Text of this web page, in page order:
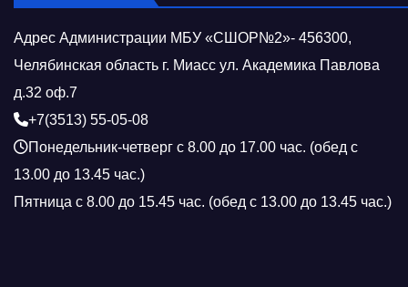
Адрес Администрации МБУ «СШОР№2»- 456300,
Челябинская область г. Миасс ул. Академика Павлова
д.32 оф.7
+7(3513) 55-05-08
Понедельник-четверг с 8.00 до 17.00 час. (обед с
13.00 до 13.45 час.)
Пятница с 8.00 до 15.45 час. (обед с 13.00 до 13.45 час.)